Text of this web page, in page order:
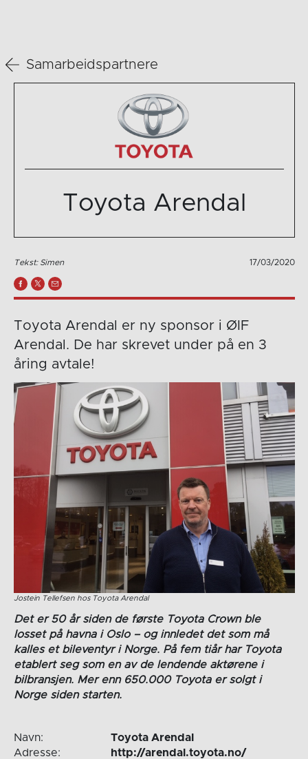
Samarbeidspartnere
Toyota Arendal
Tekst: Simen 17/03/2020
Toyota Arendal er ny sponsor i ØIF
Arendal. De har skrevet under på en 3
åring avtale!
Jostein Tellefsen hos Toyota Arendal
Det er 50 år siden de første Toyota Crown ble
losset på havna i Oslo – og innledet det som må
kalles et bileventyr i Norge. På fem tiår har Toyota
etablert seg som en av de lendende aktørene i
bilbransjen. Mer enn 650.000 Toyota er solgt i
Norge siden starten.
Navn:
Toyota Arendal
Adresse:
http://arendal.toyota.no/